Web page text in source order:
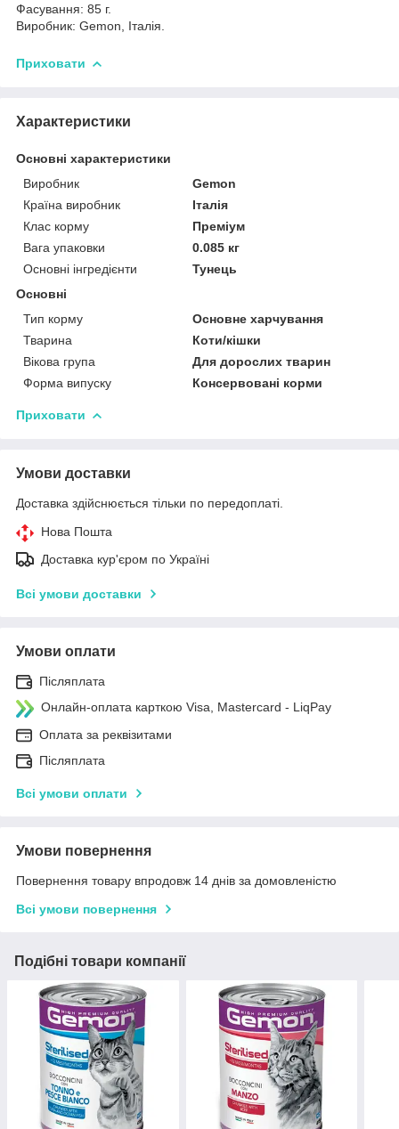
Фасування: 85 г.
Виробник: Gemon, Італія.
Приховати
Характеристики
Основні характеристики
Виробник
Gemon
Країна виробник
Італія
Клас корму
Преміум
Вага упаковки
0.085 кг
Основні інгредієнти
Тунець
Основні
Тип корму
Основне харчування
Тварина
Коти/кішки
Вікова група
Для дорослих тварин
Форма випуску
Консервовані корми
Приховати
Умови доставки
Доставка здійснюється тільки по передоплаті.
Нова Пошта
Доставка кур'єром по Україні
Всі умови доставки
Умови оплати
Післяплата
Онлайн-оплата карткою Visa, Mastercard - LiqPay
Оплата за реквізитами
Післяплата
Всі умови оплати
Умови повернення
Повернення товару впродовж 14 днів за домовленістю
Всі умови повернення
Подібні товари компанії